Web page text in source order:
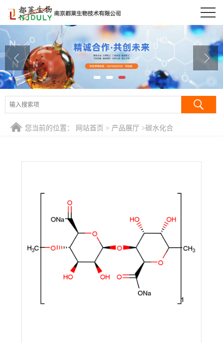
公司首页
公司介绍
公司动态
产品展厅
证书荣誉
您当前的位置： 网站首页 > 产品展厅 >碳水化合